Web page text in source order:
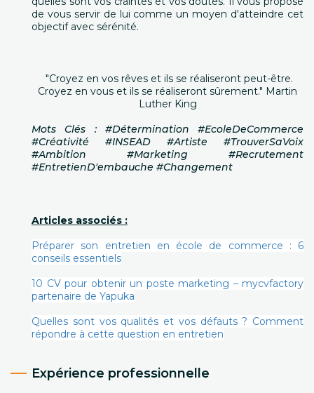
de vous servir de lui comme un moyen d'atteindre cet
objectif avec sérénité.
"Croyez en vos rêves et ils se réaliseront peut-être.
Croyez en vous et ils se réaliseront sûrement." Martin
Luther King
Mots Clés : #Détermination #EcoleDeCommerce
#Créativité #INSEAD #Artiste #TrouverSaVoix
#Ambition #Marketing #Recrutement
#EntretienD'embauche #Changement
Articles associés :
Préparer son entretien en école de commerce : 6
conseils essentiels
10 CV pour obtenir un poste marketing – mycvfactory
partenaire de Yapuka
Quelles sont vos qualités et vos défauts ? Comment
répondre à cette question en entretien
Expérience professionnelle